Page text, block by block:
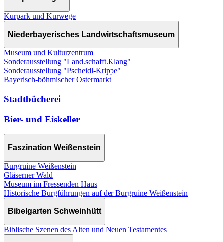
Kurpark und Kurwege
Niederbayerisches Landwirtschaftsmuseum
Museum und Kulturzentrum
Sonderausstellung "Land.schafft.Klang"
Sonderausstellung "Pscheidl-Krippe"
Bayerisch-böhmischer Ostermarkt
Stadtbücherei
Bier- und Eiskeller
Faszination Weißenstein
Burgruine Weißenstein
Gläserner Wald
Museum im Fressenden Haus
Historische Burgführungen auf der Burgruine Weißenstein
Bibelgarten Schweinhütt
Biblische Szenen des Alten und Neuen Testamentes